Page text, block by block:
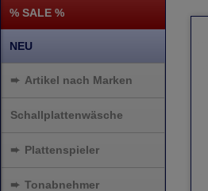
% SALE %
NEU
➨ Artikel nach Marken
Schallplattenwäsche
➨ Plattenspieler
➨ Tonabnehmer